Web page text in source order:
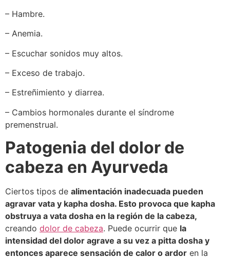
– Hambre.
– Anemia.
– Escuchar sonidos muy altos.
– Exceso de trabajo.
– Estreñimiento y diarrea.
– Cambios hormonales durante el síndrome
premenstrual.
Patogenia del dolor de
cabeza en Ayurveda
Ciertos tipos de alimentación inadecuada pueden
agravar vata y kapha dosha. Esto provoca que kapha
obstruya a vata dosha en la región de la cabeza,
creando dolor de cabeza. Puede ocurrir que la
intensidad del dolor agrave a su vez a pitta dosha y
entonces aparece sensación de calor o ardor en la